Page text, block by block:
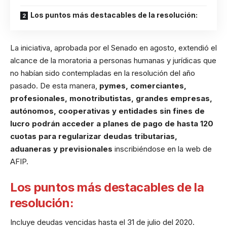
Los puntos más destacables de la resolución:
La iniciativa, aprobada por el Senado en agosto, extendió el
alcance de la moratoria a personas humanas y jurídicas que
no habían sido contempladas en la resolución del año
pasado. De esta manera, pymes, comerciantes,
profesionales, monotributistas, grandes empresas,
autónomos, cooperativas y entidades sin fines de
lucro podrán acceder a planes de pago de hasta 120
cuotas para regularizar deudas tributarias,
aduaneras y previsionales inscribiéndose en la web de
AFIP.
Los puntos más destacables de la
resolución:
Incluye deudas vencidas hasta el 31 de julio del 2020.